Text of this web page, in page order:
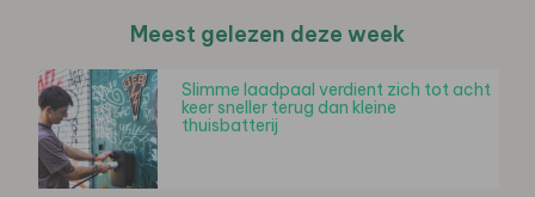
Meest gelezen deze week
Slimme laadpaal verdient zich tot acht
keer sneller terug dan kleine
thuisbatterij